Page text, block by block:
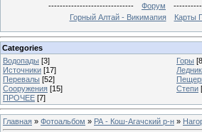
------------------------------
Форум
Горный Алтай - Викимапия
Карты
Categories
Водопады [3] Горы
Источники [17]
Перевалы [52]
Сооружения [15] Степи
ПРОЧЕЕ [7]
Главная » Фотоальбом » РА - Кош-Агачский р-н »